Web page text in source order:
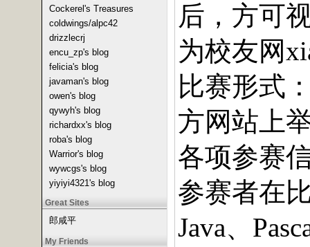
Cockerel's Treasures
coldwings/alpc42
drizzlecrj
encu_zp's blog
felicia's blog
javaman's blog
owen's blog
qywyh's blog
richardxx's blog
roba's blog
Warrior's blog
wywcgs's blog
yiyiyi4321's blog
Great Sites
郎咸平
My Friends
后，方可
为校友网
比赛形式
方网站上
各项参赛
参赛者在
Java、